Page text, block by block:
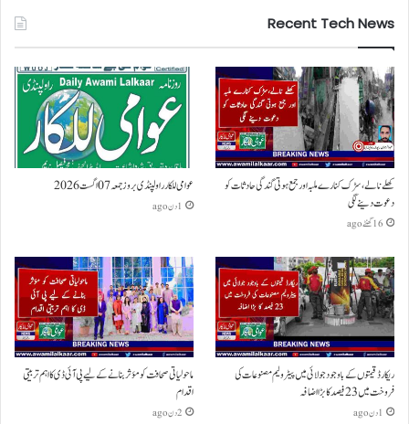
Recent Tech News
کھلے نالے،سڑک کنارے ملبہ اور جمع ہوتی گندگی حادثات کو
دعوت دینے لگی
16 گھنٹے ago
عوامی للکار راولپنڈی بروز جمعہ 07 اگست 2026
1 دن ago
ریکارڈ قیمتوں کے باوجود جولائی میں پیٹرولیم مصنوعات کی
فروخت میں 23 فیصد کا بڑا اضافہ
1 دن ago
ماحولیاتی صحافت کو مؤثر بنانے کے لیے پی آئی ڈی کا اہم تربیتی
اقدام
2 دن ago